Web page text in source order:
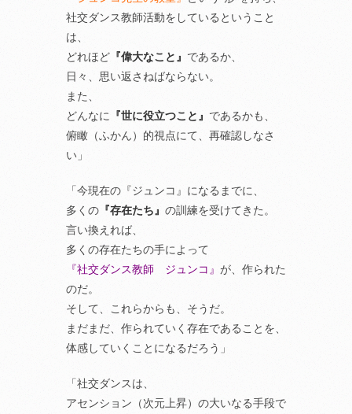
社交ダンス教師活動をしているということ
は、
どれほど 『偉大なこと』 であるか、
日々、思い返さねばならない。
また、
どんなに
『世に役立つこと』 であるかも、
俯瞰（ふかん）的視点にて、再確認しなさ
い」
「今現在の『ジュンコ』になるまでに、
多くの 『存在たち』 の訓練を受けてきた。
言い換えれば、
多くの存在たちの手によって
『社交ダンス教師 ジュンコ』 が、作られた
のだ。
そして、これらからも、そうだ。
まだまだ、作られていく存在であることを、
体感していくことになるだろう」
「社交ダンスは、
アセンション（次元上昇）の大いなる手段で